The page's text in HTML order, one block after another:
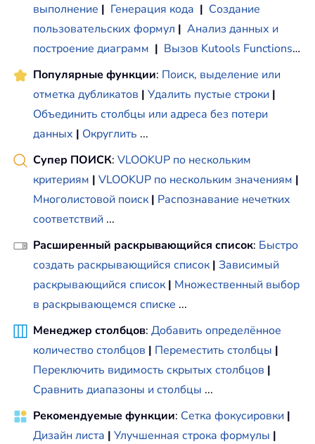
выполнение | Генерация кода | Создание
пользовательских формул | Анализ данных и
построение диаграмм | Вызов Kutools Functions…
Популярные функции: Поиск, выделение или
отметка дубликатов | Удалить пустые строки |
Объединить столбцы или адреса без потери
данных | Округлить ...
Супер ПОИСК: VLOOKUP по нескольким
критериям | VLOOKUP по нескольким значениям |
Многолистовой поиск | Распознавание нечетких
соответствий ...
Расширенный раскрывающийся список: Быстро
создать раскрывающийся список | Зависимый
раскрывающийся список | Множественный выбор
в раскрывающемся списке ...
Менеджер столбцов: Добавить определённое
количество столбцов | Переместить столбцы |
Переключить видимость скрытых столбцов |
Сравнить диапазоны и столбцы ...
Рекомендуемые функции: Сетка фокусировки |
Дизайн листа | Улучшенная строка формулы |